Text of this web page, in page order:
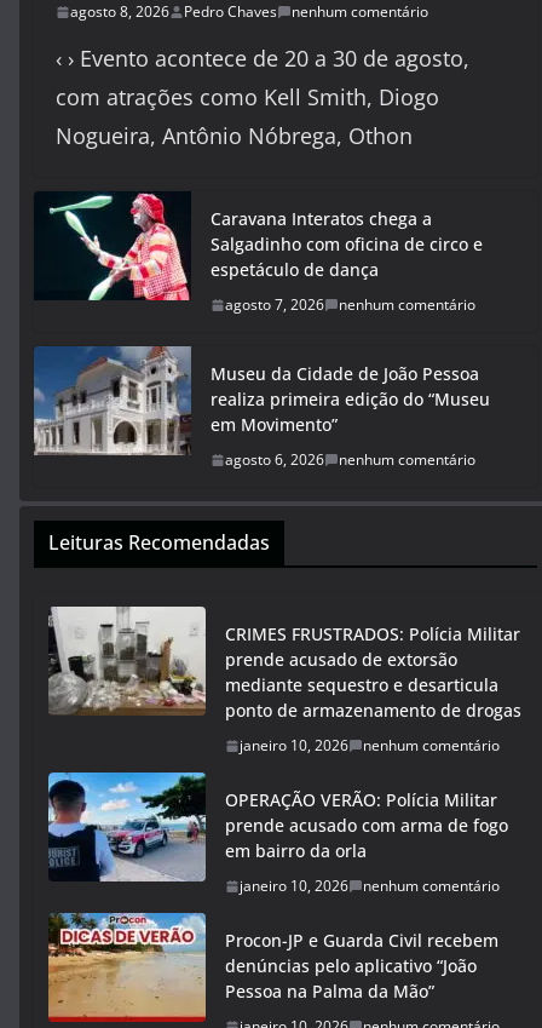
agosto 8, 2026 Pedro Chaves nenhum comentário
‹ › Evento acontece de 20 a 30 de agosto,
com atrações como Kell Smith, Diogo
Nogueira, Antônio Nóbrega, Othon
Caravana Interatos chega a
Salgadinho com oficina de circo e
espetáculo de dança
agosto 7, 2026 nenhum comentário
Museu da Cidade de João Pessoa
realiza primeira edição do “Museu
em Movimento”
agosto 6, 2026 nenhum comentário
Leituras Recomendadas
CRIMES FRUSTRADOS: Polícia Militar
prende acusado de extorsão
mediante sequestro e desarticula
ponto de armazenamento de drogas
janeiro 10, 2026 nenhum comentário
OPERAÇÃO VERÃO: Polícia Militar
prende acusado com arma de fogo
em bairro da orla
janeiro 10, 2026 nenhum comentário
Procon-JP e Guarda Civil recebem
denúncias pelo aplicativo “João
Pessoa na Palma da Mão”